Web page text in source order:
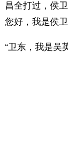
昌全打过，侯
您好，我是侯
“卫东，我是吴